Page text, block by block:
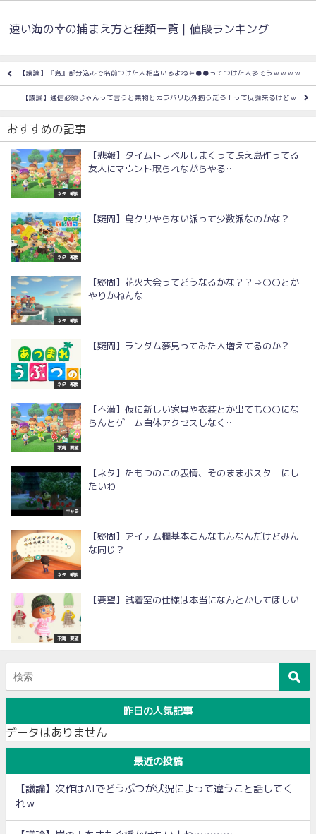
速い海の幸の捕まえ方と種類一覧｜値段ランキング
【議論】『島』部分込みで名前つけた人相当いるよね⇐●●ってつけた人多そうｗｗｗｗ
【議論】通信必須じゃんって言うと果物とカラバリ以外揃うだろ！って反論来るけどｗ
おすすめの記事
ネタ・雑談
【悲報】タイムトラベルしまくって映え島作ってる
友人にマウント取られながらやる…
ネタ・雑談
【疑問】島クリやらない派って少数派なのかな？
ネタ・雑談
【疑問】花火大会ってどうなるかな？？⇒〇〇とか
やりかねんな
ネタ・雑談
【疑問】ランダム夢見ってみた人増えてるのか？
不満・要望
【不満】仮に新しい家具や衣装とか出ても〇〇にな
らんとゲーム自体アクセスしなく…
キャラ
【ネタ】たもつのこの表情、そのままポスターにし
たいわ
ネタ・雑談
【疑問】アイテム欄基本こんなもんなんだけどみん
な同じ？
不満・要望
【要望】試着室の仕様は本当になんとかしてほしい
昨日の人気記事
データはありません
最近の投稿
【議論】次作はAIでどうぶつが状況によって違うこと話してく
れｗ